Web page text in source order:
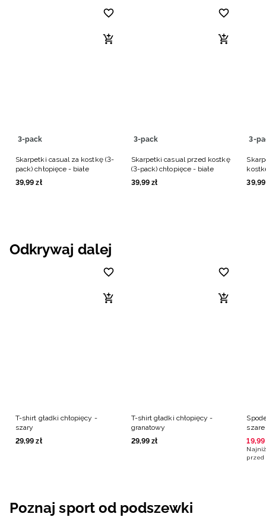
3-pack
Skarpetki casual za kostkę (3-
pack) chłopięce - białe
39,99 zł
3-pack
Skarpetki casual przed kostkę
(3-pack) chłopięce - białe
39,99 zł
3-
białe
39,99
Odkrywaj dalej
T-shirt gładki chłopięcy -
szary
29,99 zł
T-shirt gładki chłopięcy -
granatowy
29,99 zł
szare
19,99
przed
Poznaj sport od podszewki